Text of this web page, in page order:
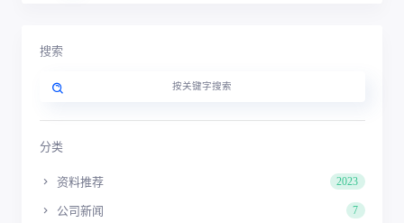
搜索
分类
资料推荐 2023
公司新闻 7